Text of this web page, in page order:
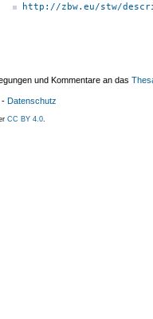
http://zbw.eu/stw/
und Kommentare an das
- Datenschutz
CC BY 4.0